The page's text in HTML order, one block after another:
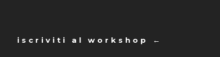
iscriviti al workshop ←